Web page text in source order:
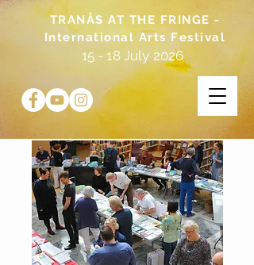
TRANÅS AT THE FRINGE -
International Arts Festival
15 - 18 July 2026